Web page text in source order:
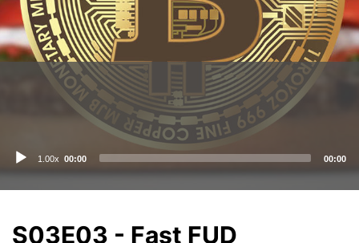
Audio
1.00x 00:00 00:00
S03E03 - Fast FUD